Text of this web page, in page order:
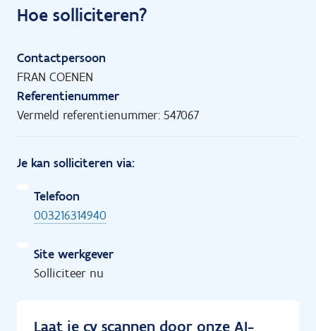
Hoe solliciteren?
Contactpersoon
FRAN COENEN
Referentienummer
Vermeld referentienummer: 547067
Je kan solliciteren via:
Telefoon
003216314940
Site werkgever
Solliciteer nu
Laat je cv scannen door onze AI-